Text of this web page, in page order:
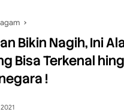
Bikin Nagih, Ini
Bisa Terkenal
!